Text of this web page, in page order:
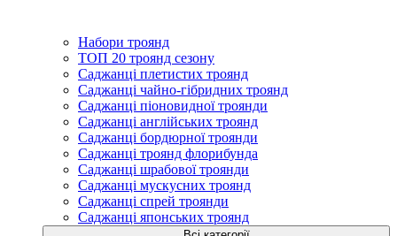
Набори троянд
ТОП 20 троянд сезону
Саджанці плетистих троянд
Саджанці чайно-гібридних троянд
Саджанці піоновидної троянди
Саджанці англійських троянд
Саджанці бордюрної троянди
Саджанці троянд флорибунда
Саджанці шрабової троянди
Саджанці мускусних троянд
Саджанці спрей троянди
Саджанці японських троянд